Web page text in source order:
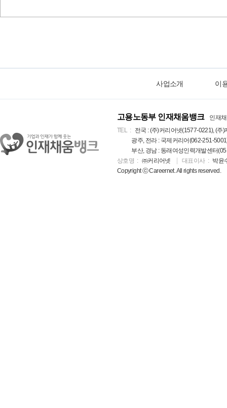
사업소개 이
고용노동부 인재채움뱅크
인재
TEL
전국 : (주)커리어넷(1577-0221), (
광주, 전라 : 국제커리어(062-251-
부산, 경남 : 동래여성인력개발센터
상호명
㈜커리어넷 대표이사
박윤
Copyright ⓒ Careernet. All rights reserved.